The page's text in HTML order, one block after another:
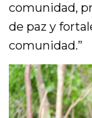
comunidad,
de paz y
comunidad.”